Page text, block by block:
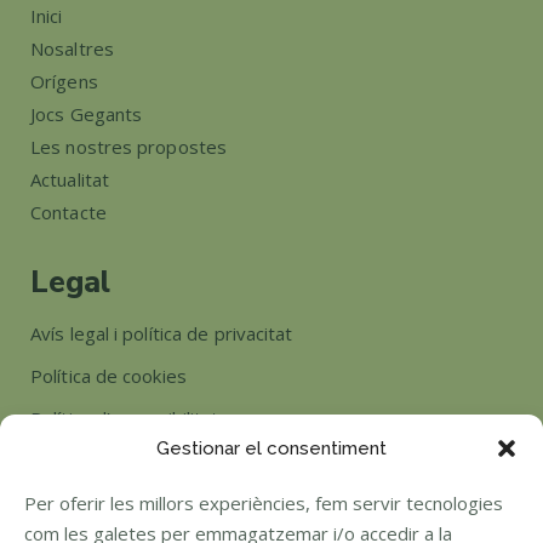
Gestionar el consentiment
Per oferir les millors experiències, fem servir tecnologies
com les galetes per emmagatzemar i/o accedir a la
Inici
Nosaltres
Orígens
Jocs Gegants
Les nostres propostes
Actualitat
Contacte
Legal
Avís legal i política de privacitat
Política de cookies
Política d’accessibilitat
Horari